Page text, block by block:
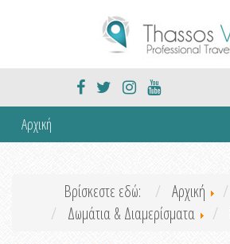
Αρχική
Βρίσκεστε εδώ: Αρχική
Δωμάτια & Διαμερίσματα